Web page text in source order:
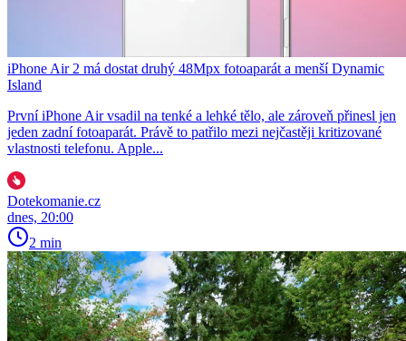
iPhone Air 2 má dostat druhý 48Mpx fotoaparát a menší Dynamic
Island
První iPhone Air vsadil na tenké a lehké tělo, ale zároveň přinesl jen
jeden zadní fotoaparát. Právě to patřilo mezi nejčastěji kritizované
vlastnosti telefonu. Apple...
Dotekomanie.cz
dnes, 20:00
2 min